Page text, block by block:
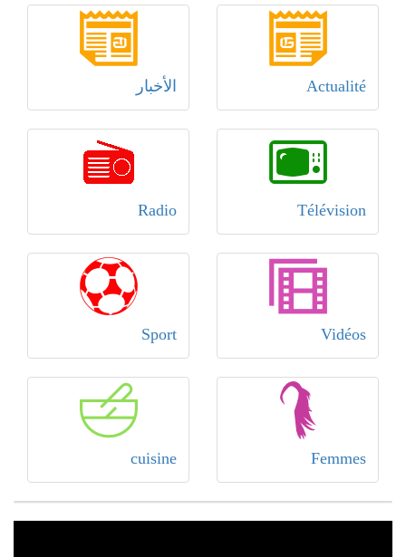
Actualité الأخبار
Télévision
Radio
Vidéos
Sport
Femmes
cuisine